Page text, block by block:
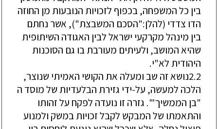
בין כל המשפחה, בכפוף לזכויות הנובעות מן החוזה
הדו צדדי (להלן:"הסכם המשבצת"), אשר נחתם
בין מינהל מקרקעי ישראל לבין האגודה השיתופית
שהיא המושב, ולעיתים מעורבת בו גם הסוכנות
היהודית לא"י.
2.2נושא זה שב ומעלה את הקושי האמיתי שנוצר,
הלכה למעשה, על-ידי גזירת הבלעדיות של מוסד ה
"בן הממשיך'". גזרה זו נועדה לפקח על זהותו
והתאמתו של המבקש לקבל זכויות במשק ולמנוע